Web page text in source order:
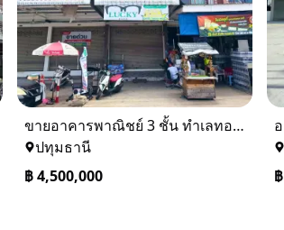
ขายอาคารพาณิชย์ 3 ชั้น ทำเลทองในตลาดคลองสี่เมืองใหม่ คลองหลวง ปทุมธานี
ปทุมธานี
฿4,500,000
฿